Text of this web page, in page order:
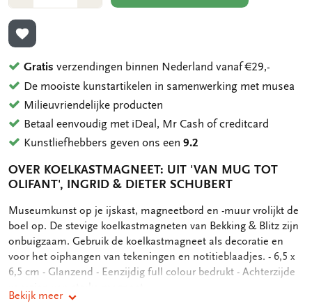
1
1
TOEVOEGEN AAN VERLANGLIJST
Gratis verzendingen binnen Nederland vanaf €29,-
De mooiste kunstartikelen in samenwerking met musea
Milieuvriendelijke producten
Betaal eenvoudig met iDeal, Mr Cash of creditcard
Kunstliefhebbers geven ons een9.2
OVER KOELKASTMAGNEET: UIT 'VAN MUG TOT
OLIFANT', INGRID & DIETER SCHUBERT
OMSCHRIJVING
Museumkunst op je ijskast, magneetbord en -muur vrolijkt de
boel op. De stevige koelkastmagneten van Bekking & Blitz zijn
onbuigzaam. Gebruik de koelkastmagneet als decoratie en
voor het oiphangen van tekeningen en notitieblaadjes. - 6,5 x
6,5 cm - Glanzend - Eenzijdig full colour bedrukt - Achterzijde
Bekijk meer